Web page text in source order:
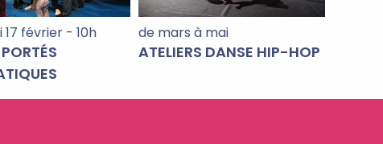
février - 10h de mars à mai
ATELIERS DANSE HIP-HOP